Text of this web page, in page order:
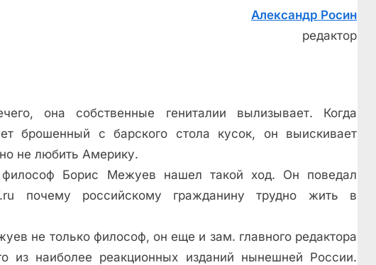
Александр Росин
редактор
она собственные гениталии вылизывает. Когда
брошенный с барского стола кусок, он выискивает
не любить Америку.
философ Борис Межуев нашел такой ход. Он поведал
почему российскому гражданину трудно жить в
не только философ, он еще и зам. главного редактора
из наиболее реакционных изданий нынешней России.